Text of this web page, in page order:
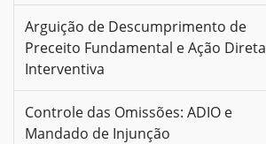
Arguição de Descumprimento de
Preceito Fundamental e Ação Direta
Interventiva
Controle das Omissões: ADIO e
Mandado de Injunção